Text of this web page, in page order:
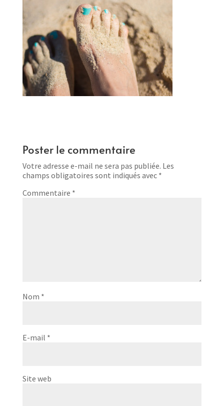
Poster le commentaire
Votre adresse e-mail ne sera pas publiée. Les
champs obligatoires sont indiqués avec *
Commentaire *
Nom *
E-mail *
Site web